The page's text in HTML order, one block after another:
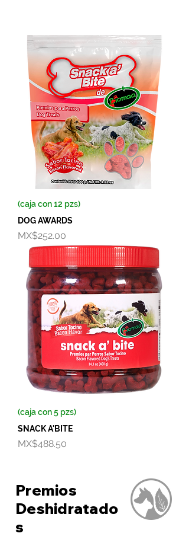
(caja con 12 pzs)
DOG AWARDS
Price
MX$252.00
(caja con 5 pzs)
SNACK A'BITE
Price
MX$488.50
Premios
Deshidratado
s